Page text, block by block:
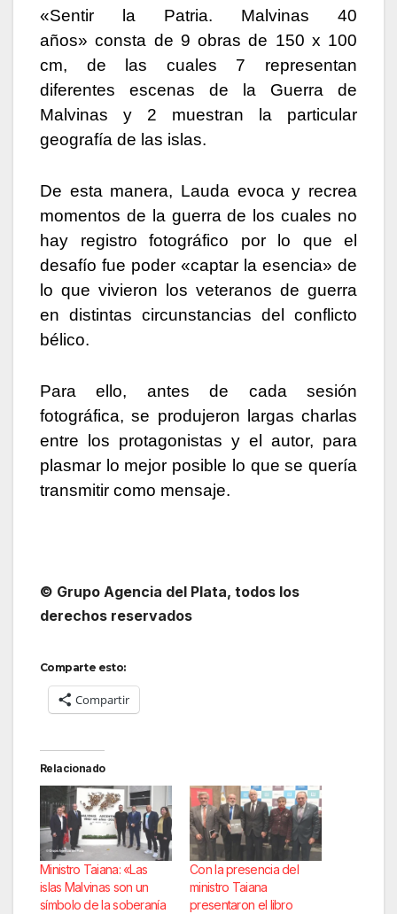
«Sentir la Patria. Malvinas 40
años» consta de 9 obras de 150 x 100
cm, de las cuales 7 representan
diferentes escenas de la Guerra de
Malvinas y 2 muestran la particular
geografía de las islas.
De esta manera, Lauda evoca y recrea
momentos de la guerra de los cuales no
hay registro fotográfico por lo que el
desafío fue poder «captar la esencia» de
lo que vivieron los veteranos de guerra
en distintas circunstancias del conflicto
bélico.
Para ello, antes de cada sesión
fotográfica, se produjeron largas charlas
entre los protagonistas y el autor, para
plasmar lo mejor posible lo que se quería
transmitir como mensaje.
© Grupo Agencia del Plata, todos los
derechos reservados
Comparte esto:
Compartir
Relacionado
Ministro Taiana: «Las
islas Malvinas son un
símbolo de la soberanía
Con la presencia del
ministro Taiana
presentaron el libro